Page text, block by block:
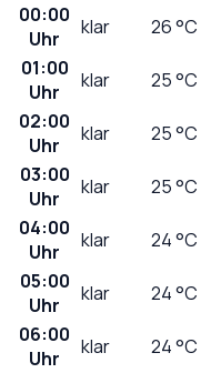
00:00
Uhr
klar 26°C
01:00
Uhr
klar 25°C
02:00
Uhr
klar 25°C
03:00
Uhr
klar 25°C
04:00
Uhr
klar 24°C
05:00
Uhr
klar 24°C
06:00
Uhr
klar 24°C